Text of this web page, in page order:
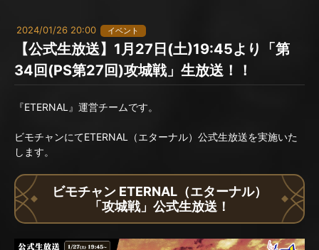
2024/01/26 20:00 イベント
【公式生放送】1月27日(土)19:45より「第
34回(PS第27回)攻城戦」生放送！！
『ETERNAL』運営チームです。
ビモチャンにてETERNAL（エターナル）公式生放送を実施いた
します。
ビモチャン ETERNAL（エターナル）
「攻城戦」公式生放送！